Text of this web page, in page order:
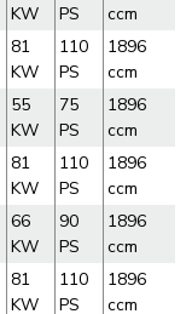
KW
PS
ccm
81
KW
110
PS
1896
ccm
55
KW
75
PS
1896
ccm
81
KW
110
PS
1896
ccm
66
KW
90
PS
1896
ccm
81
KW
110
PS
1896
ccm